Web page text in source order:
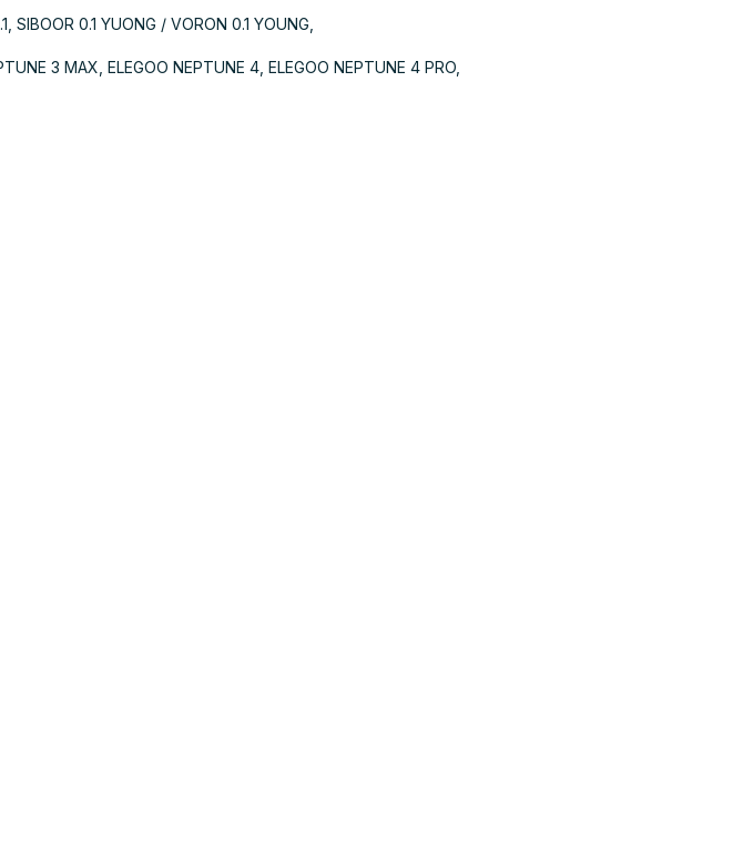
0.1 YUONG / VORON 0.1 YOUNG,
3 MAX, ELEGOO NEPTUNE 4, ELEGOO NEPTUNE 4 PRO,